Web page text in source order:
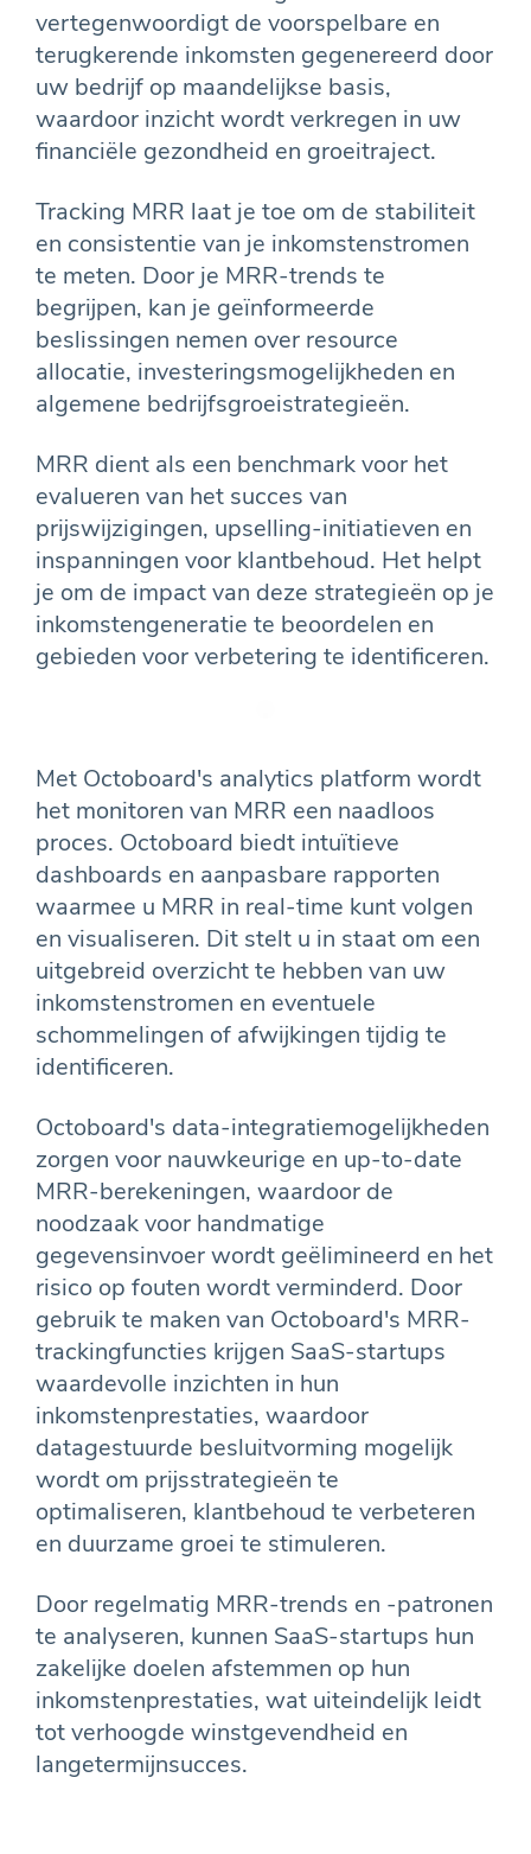
vertegenwoordigt de voorspelbare en
terugkerende inkomsten gegenereerd door
uw bedrijf op maandelijkse basis,
waardoor inzicht wordt verkregen in uw
financiële gezondheid en groeitraject.
Tracking MRR laat je toe om de stabiliteit
en consistentie van je inkomstenstromen
te meten. Door je MRR-trends te
begrijpen, kan je geïnformeerde
beslissingen nemen over resource
allocatie, investeringsmogelijkheden en
algemene bedrijfsgroeistrategieën.
MRR dient als een benchmark voor het
evalueren van het succes van
prijswijzigingen, upselling-initiatieven en
inspanningen voor klantbehoud. Het helpt
je om de impact van deze strategieën op je
inkomstengeneratie te beoordelen en
gebieden voor verbetering te identificeren.
Met Octoboard's analytics platform wordt
het monitoren van MRR een naadloos
proces. Octoboard biedt intuïtieve
dashboards en aanpasbare rapporten
waarmee u MRR in real-time kunt volgen
en visualiseren. Dit stelt u in staat om een
uitgebreid overzicht te hebben van uw
inkomstenstromen en eventuele
schommelingen of afwijkingen tijdig te
identificeren.
Octoboard's data-integratiemogelijkheden
zorgen voor nauwkeurige en up-to-date
MRR-berekeningen, waardoor de
noodzaak voor handmatige
gegevensinvoer wordt geëlimineerd en het
risico op fouten wordt verminderd. Door
gebruik te maken van Octoboard's MRR-
trackingfuncties krijgen SaaS-startups
waardevolle inzichten in hun
inkomstenprestaties, waardoor
datagestuurde besluitvorming mogelijk
wordt om prijsstrategieën te
optimaliseren, klantbehoud te verbeteren
en duurzame groei te stimuleren.
Door regelmatig MRR-trends en -patronen
te analyseren, kunnen SaaS-startups hun
zakelijke doelen afstemmen op hun
inkomstenprestaties, wat uiteindelijk leidt
tot verhoogde winstgevendheid en
langetermijnsucces.